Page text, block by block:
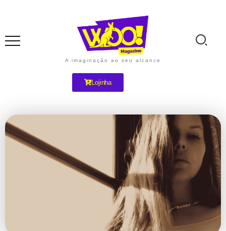
A imaginação ao seu alcance
Lojinha